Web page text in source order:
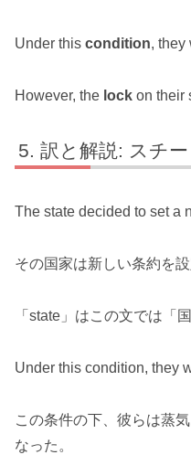
Under this condition, they
However, the lock on their
訳と解説: スチ
The state decided to set a
その国家は新しい条約を
「state」はこの文では「
Under this condition, they
この条件の下、彼らは蒸
なった。